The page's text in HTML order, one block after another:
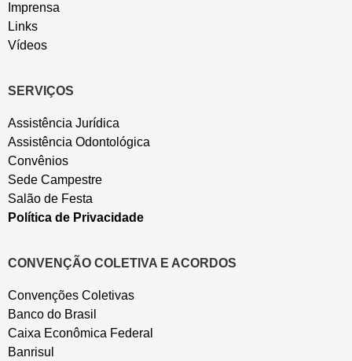
Imprensa
Links
Vídeos
SERVIÇOS
Assistência Jurídica
Assistência Odontológica
Convênios
Sede Campestre
Salão de Festa
Política de Privacidade
CONVENÇÃO COLETIVA E ACORDOS
Convenções Coletivas
Banco do Brasil
Caixa Econômica Federal
Banrisul